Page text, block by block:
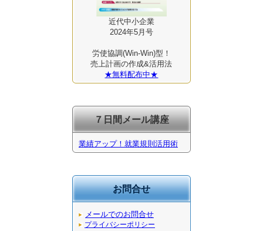
近代中小企業
2024年5月号
労使協調(Win-Win)型！
売上計画の作成&活用法
★無料配布中★
７日間メール講座
業績アップ！就業規則活用術
お問合せ
メールでのお問合せ
プライバシーポリシー